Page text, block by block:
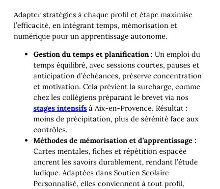
Adapter stratégies à chaque profil et étape maximise
l’efficacité, en intégrant temps, mémorisation et
numérique pour un apprentissage autonome.
Gestion du temps et planification : Un emploi du
temps équilibré, avec sessions courtes, pauses et
anticipation d’échéances, préserve concentration
et motivation. Cela prévient la surcharge, comme
chez les collégiens préparant le brevet via nos
stages intensifs à Aix-en-Provence. Résultat :
moins de précipitation, plus de sérénité face aux
contrôles.
Méthodes de mémorisation et d’apprentissage :
Cartes mentales, fiches et répétition espacée
ancrent les savoirs durablement, rendant l’étude
ludique. Adaptées dans Soutien Scolaire
Personnalisé, elles conviennent à tout profil,